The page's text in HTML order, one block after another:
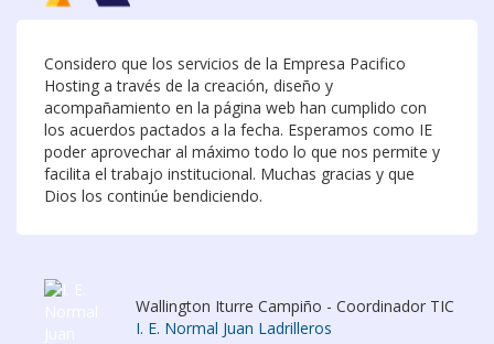
Considero que los servicios de la Empresa Pacifico
Hosting a través de la creación, diseño y
acompañamiento en la página web han cumplido con
los acuerdos pactados a la fecha. Esperamos como IE
poder aprovechar al máximo todo lo que nos permite y
facilita el trabajo institucional. Muchas gracias y que
Dios los continúe bendiciendo.
Wallington Iturre Campiño - Coordinador TIC
I. E. Normal Juan Ladrilleros